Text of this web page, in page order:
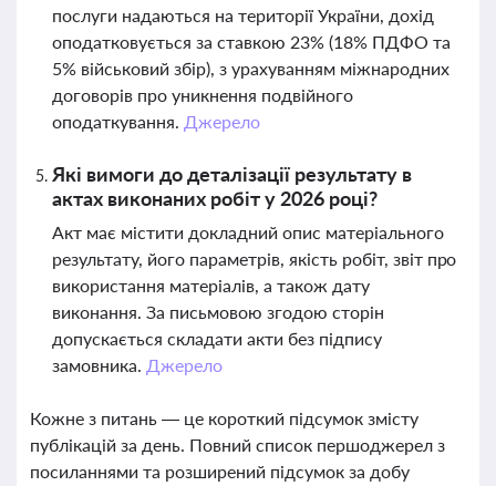
послуги надаються на території України, дохід
оподатковується за ставкою 23% (18% ПДФО та
5% військовий збір), з урахуванням міжнародних
договорів про уникнення подвійного
оподаткування. Джерело
Які вимоги до деталізації результату в
актах виконаних робіт у 2026 році?
Акт має містити докладний опис матеріального
результату, його параметрів, якість робіт, звіт про
використання матеріалів, а також дату
виконання. За письмовою згодою сторін
допускається складати акти без підпису
замовника. Джерело
Кожне з питань — це короткий підсумок змісту
публікацій за день. Повний список першоджерел з
посиланнями та розширений підсумок за добу